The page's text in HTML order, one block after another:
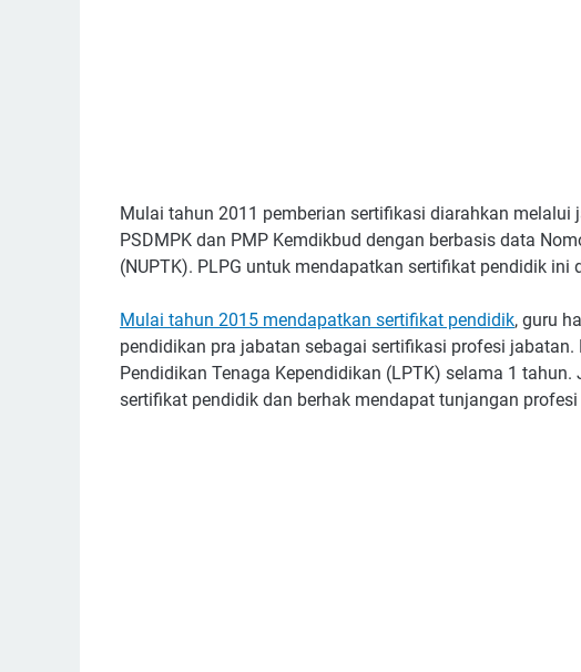
Mulai tahun 2011 pemberian sertifikasi diarahkan melalui
PSDMPK dan PMP Kemdikbud dengan berbasis data
(NUPTK). PLPG untuk mendapatkan sertifikat pendidik
Mulai tahun 2015 mendapatkan sertifikat pendidik, guru
pendidikan pra jabatan sebagai sertifikasi profesi
Pendidikan Tenaga Kependidikan (LPTK) selama 1
sertifikat pendidik dan berhak mendapat tunjangan profesi